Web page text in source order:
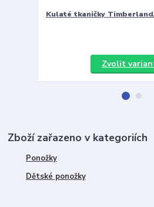
Kulaté tkaničky
Zvolit
Zboží zařazeno v kategoriích
Ponožky
Dětské ponožky